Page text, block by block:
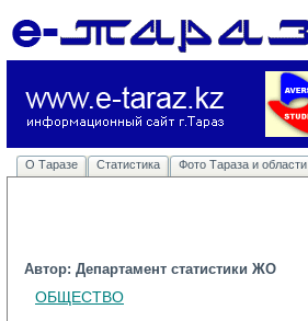
О Таразе Статистика Фото Тараза и области
Автор: Департамент статистики ЖО
ОБЩЕСТВО